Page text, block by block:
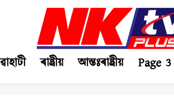
ৰাষ্ট্ৰীয় আন্তঃৰাষ্ট্ৰীয় Page 3